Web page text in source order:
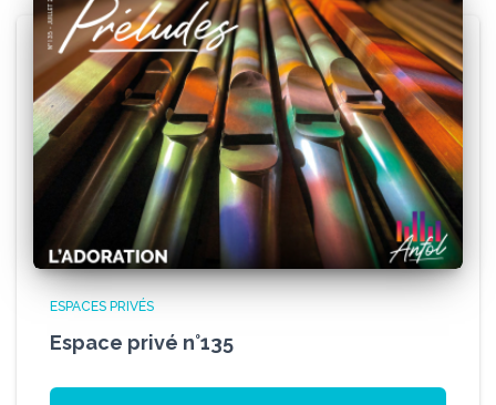
ESPACES PRIVÉS
Espace privé n°135